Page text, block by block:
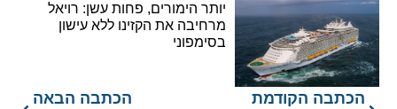
יותר הימורים, פחות עשן: רויאל
מרחיבה את הקזינו ללא עישון
בסימפוני
הכתבה הקודמת הכתבה הבאה